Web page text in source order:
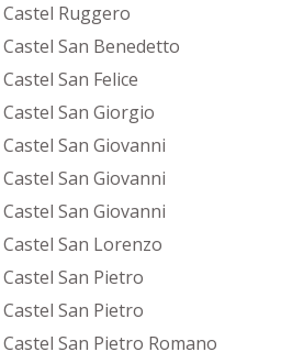
Castel Ruggero
Castel San Benedetto
Castel San Felice
Castel San Giorgio
Castel San Giovanni
Castel San Giovanni
Castel San Giovanni
Castel San Lorenzo
Castel San Pietro
Castel San Pietro
Castel San Pietro Romano